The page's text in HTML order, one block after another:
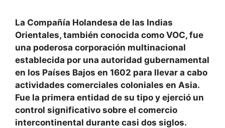
La Compañía Holandesa de las Indias
Orientales, también conocida como VOC, fue
una poderosa corporación multinacional
establecida por una autoridad gubernamental
en los Países Bajos en 1602 para llevar a cabo
actividades comerciales coloniales en Asia.
Fue la primera entidad de su tipo y ejerció un
control significativo sobre el comercio
intercontinental durante casi dos siglos.